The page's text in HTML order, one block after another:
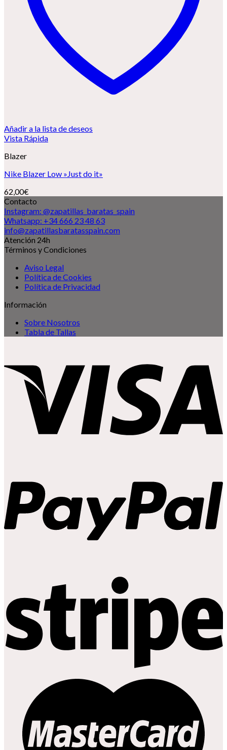
Añadir a la lista de deseos
Vista Rápida
Blazer
Nike Blazer Low »Just do it»
62,00€
Contacto
Instagram: @zapatillas_baratas_spain
Whatsapp: +34 666 23 48 63
info@zapatillasbaratasspain.com
Atención 24h
Términos y Condiciones
Aviso Legal
Política de Cookies
Política de Privacidad
Información
Sobre Nosotros
Tabla de Tallas